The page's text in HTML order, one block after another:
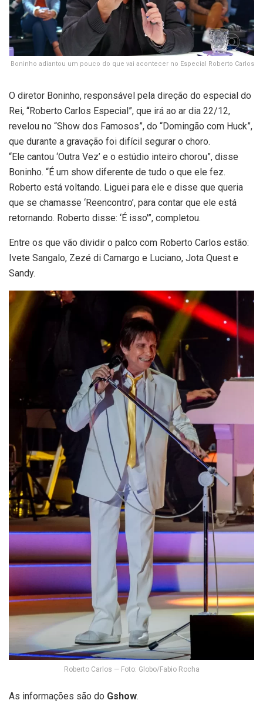
Boninho adiantou um pouco do que vai acontecer no Especial Roberto Carlos
O diretor Boninho, responsável pela direção do especial do
Rei, “Roberto Carlos Especial”, que irá ao ar dia 22/12,
revelou no “Show dos Famosos”, do “Domingão com Huck”,
que durante a gravação foi difícil segurar o choro.
“Ele cantou ‘Outra Vez’ e o estúdio inteiro chorou”, disse
Boninho. “É um show diferente de tudo o que ele fez.
Roberto está voltando. Liguei para ele e disse que queria
que se chamasse ‘Reencontro’, para contar que ele está
retornando. Roberto disse: ‘É isso'”, completou.
Entre os que vão dividir o palco com Roberto Carlos estão:
Ivete Sangalo, Zezé di Camargo e Luciano, Jota Quest e
Sandy.
Roberto Carlos — Foto: Globo/Fabio Rocha
As informações são do Gshow.